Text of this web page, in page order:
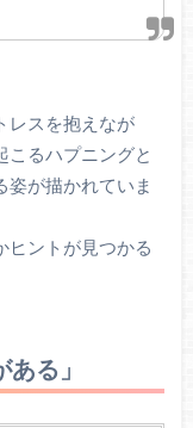
レスを抱えなが
こるハプニングと
姿が描かれていま
ヒントが見つかる
る」